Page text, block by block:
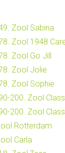
Zool Sabina
Zool 1948
Zool Go Jill
Zool Jolie
Zool Sophie
200. Zool
200. Zool
Rotterdam
Carla